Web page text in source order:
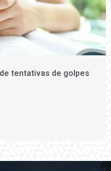
tentativas de golpes